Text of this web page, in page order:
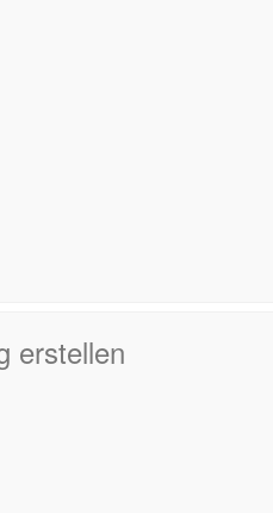
erstellen